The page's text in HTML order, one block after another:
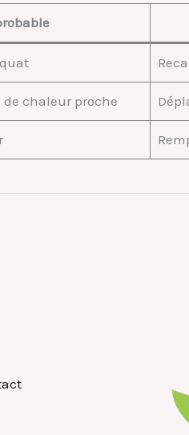
de chaleur proche